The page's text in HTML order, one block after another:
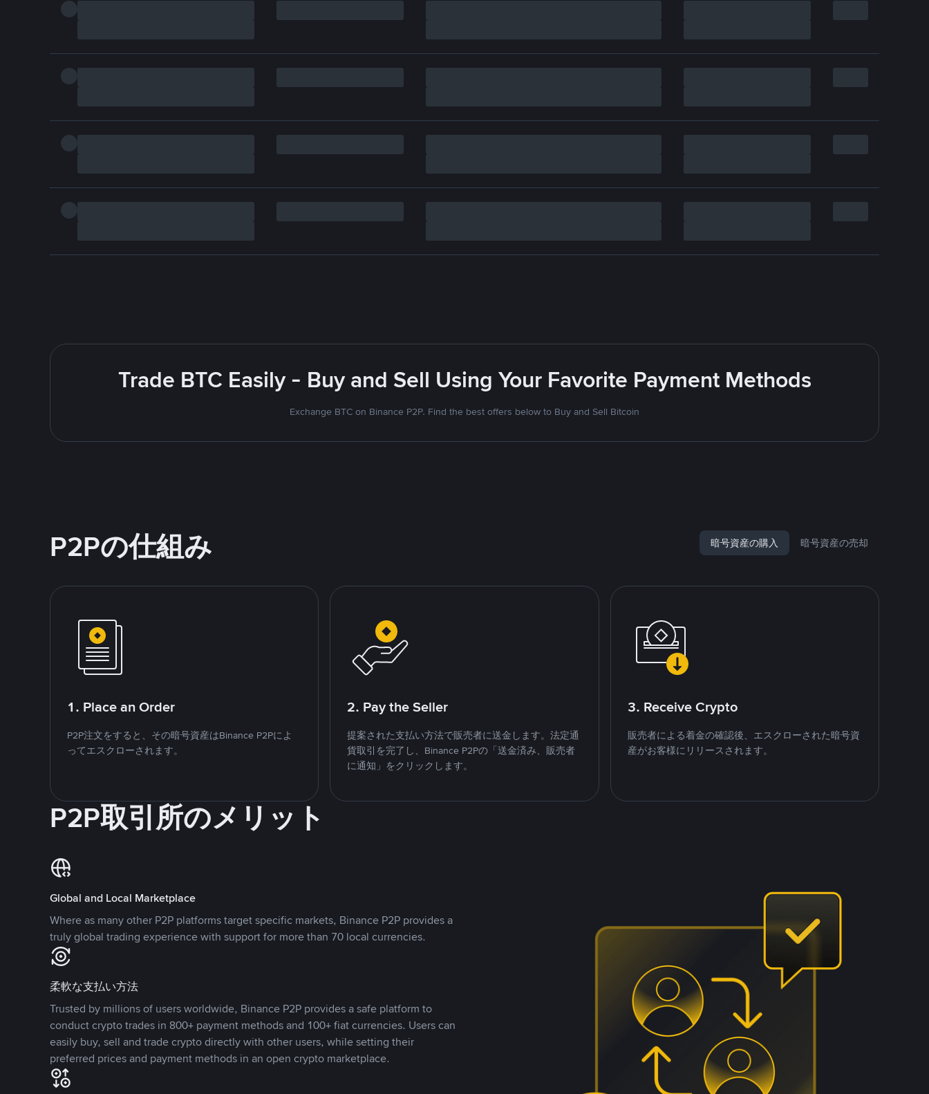
Trade BTC Easily - Buy and Sell Using Your Favorite Payment Methods
Exchange BTC on Binance P2P. Find the best offers below to Buy and Sell Bitcoin
P2Pの仕組み 暗号資産の購入 暗号資産の売却
1. Place an Order
P2P注文をすると、その暗号資産はBinance P2Pによ
ってエスクローされます。
2. Pay the Seller
提案された支払い方法で販売者に送金します。法定通
貨取引を完了し、Binance P2Pの「送金済み、販売者
に通知」をクリックします。
3. Receive Crypto
販売者による着金の確認後、エスクローされた暗号資
産がお客様にリリースされます。
P2P取引所のメリット
Global and Local Marketplace
Where as many other P2P platforms target specific markets, Binance P2P provides a
truly global trading experience with support for more than 70 local currencies.
柔軟な支払い方法
Trusted by millions of users worldwide, Binance P2P provides a safe platform to
conduct crypto trades in 800+ payment methods and 100+ fiat currencies. Users can
easily buy, sell and trade crypto directly with other users, while setting their
preferred prices and payment methods in an open crypto marketplace.